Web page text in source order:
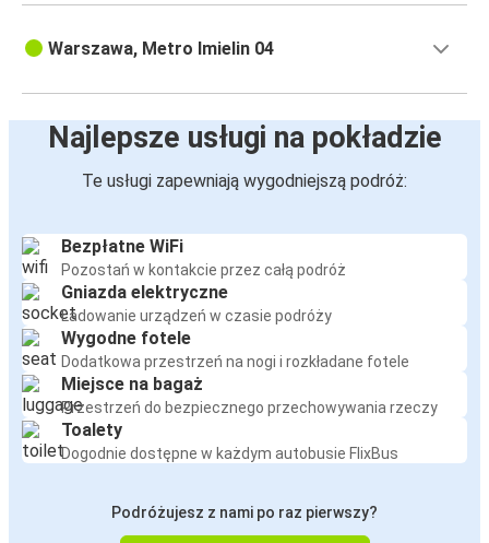
Warszawa, Metro Imielin 04
Najlepsze usługi na pokładzie
Te usługi zapewniają wygodniejszą podróż:
Bezpłatne WiFi
Pozostań w kontakcie przez całą podróż
Gniazda elektryczne
Ładowanie urządzeń w czasie podróży
Wygodne fotele
Dodatkowa przestrzeń na nogi i rozkładane fotele
Miejsce na bagaż
Przestrzeń do bezpiecznego przechowywania rzeczy
Toalety
Dogodnie dostępne w każdym autobusie FlixBus
Podróżujesz z nami po raz pierwszy?